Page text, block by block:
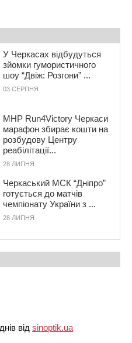
У Черкасах відбудуться
зйомки гумористичного
шоу “Двіж: Розгони” ...
03 СЕРПНЯ
MHP Run4Victory Черкаси
марафон збирає кошти на
розбудову Центру
реабілітації...
28 ЛИПНЯ
Черкаський МСК “Дніпро”
готується до матчів
чемпіонату України з ...
28 ЛИПНЯ
від sinoptik.ua